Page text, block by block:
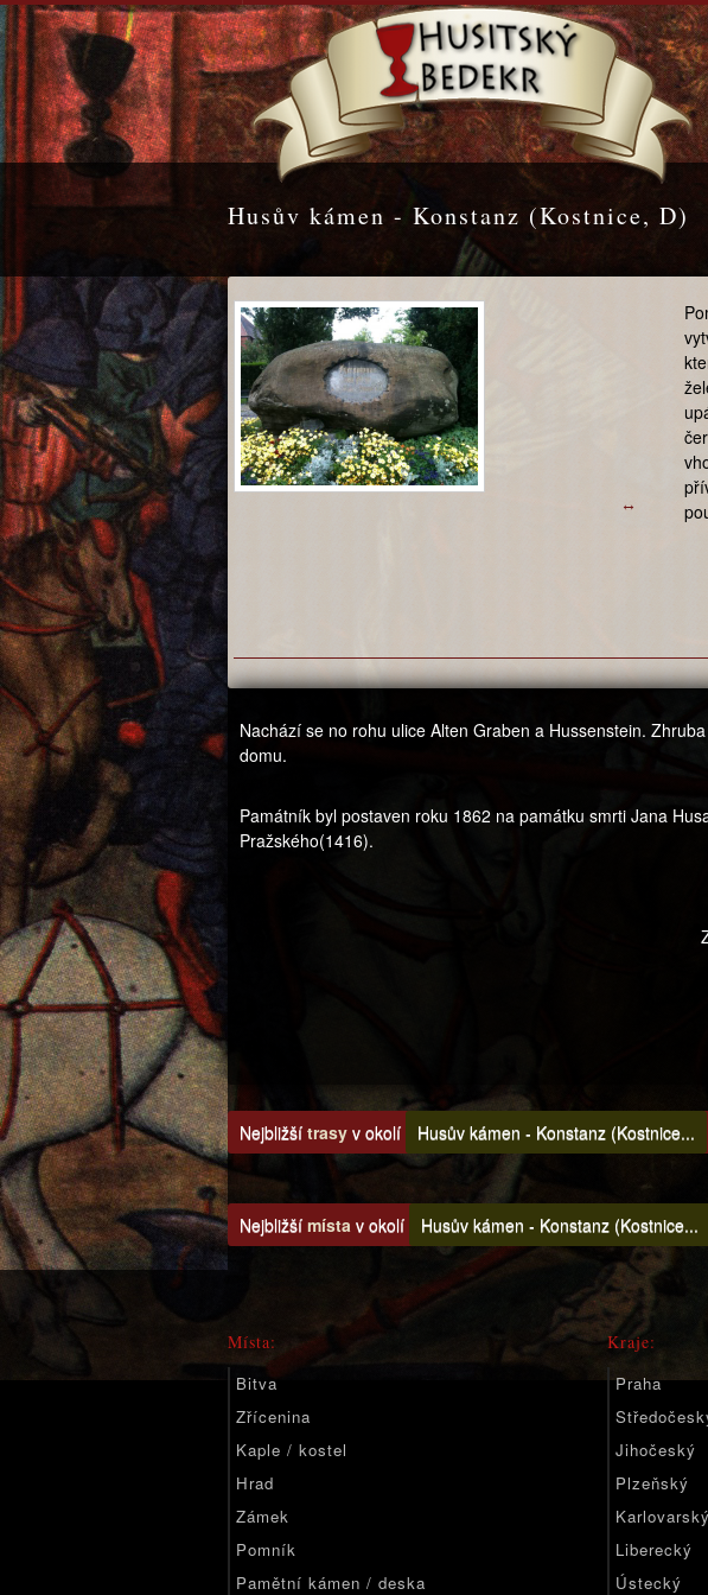
Husův kámen - Konstanz (Kostnice, D)
↔
Nachází se no rohu ulice Alten Graben a Hussenstein.
domu.
Památník byl postaven roku 1862 na památku smrti Jana
Pražského(1416).
Nejbližší trasy v okolí Husův kámen - Konstanz (Kostnice...
Nejbližší místa v okolí Husův kámen - Konstanz (Kostnice...
Místa:
Bitva
Zřícenina
Kaple / kostel
Hrad
Zámek
Pomník
Pamětní kámen / deska
Kraje:
Praha
Jihočeský
Plzeňský
Karlovarský
Liberecký
Ústecký